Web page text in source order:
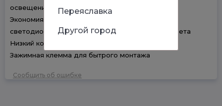
освещение
Экономия электроэнергии за счёт применения
светодиодного модуля в качестве источника света
Низкий коэффициент пульсаций <5%
Зажимная клемма для бытрого монтажа
Сообщить об ошибке
Переяславка
Другой город